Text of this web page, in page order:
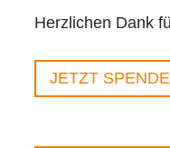
Herzlichen Dank
JETZT